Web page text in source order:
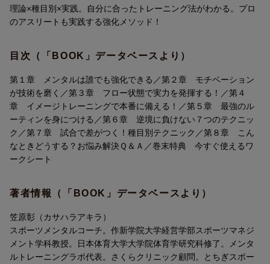
どんな状況下でも最高のパフォーマンスを引き出すメンタルを手
にすることができます。
はじめに 試合で“いつもの実力”を発揮できる人・できない人の違
い
第1章 メンタルは誰でも強化できる
第2章 モチベーションが技術を磨く
第3章 フロー状態で実力を発揮する！
第4章 イメージトレーニングで本番に備える！
第5章 最強のルーティンを身につける
第6章 逆境に負けない7つのテクニック
巻末特典 今すぐ使えるワークシート
装画・挿絵：フジタヒロミ
※本書は、2014年刊行『誰でもできる 最新スポーツメンタルトレ
ーニング』の増補改訂版です。
理論×種目別×実践。自分に合ったトレーニング法がわかる。プロ
のアスリートも実践する強化メソッド！
目次（「BOOK」データベースより）
第１章 メンタルは誰でも強化できる／第２章 モチベーション
が技術を磨く／第３章 フロー状態で実力を発揮する！／第４
章 イメージトレーニングで本番に備える！／第５章 最強のル
ーティンを身につける／第６章 逆境に負けない７つのテクニッ
ク／第７章 試合で差がつく！種目別テクニック／第８章 こん
なときどうする？お悩み解決Ｑ＆Ａ／巻末特典 今すぐ使えるワ
ークシート
著者情報（「BOOK」データベースより）
笠原彰（カサハラアキラ）
スポーツメンタルコーチ。作新学院大学経営学部スポーツマネジ
メント学科教授。日本体育大学大学院体育学研究科修了。メンタ
ルトレーニングラボ代表。さくらクリニック顧問。とちぎスポー